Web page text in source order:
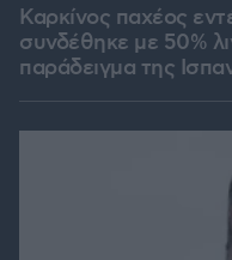
Καρκίνος παχέος
συνδέθηκε με 50%
παράδειγμα της